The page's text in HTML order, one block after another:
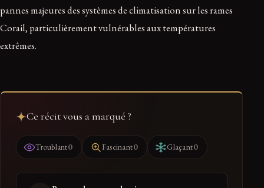
pannes majeures des systèmes de climatisation sur les rames
Corail, particulièrement vulnérables aux températures
extrêmes.
Ce récit vous a marqué ?
Troublant0 Fascinant0 Glaçant0